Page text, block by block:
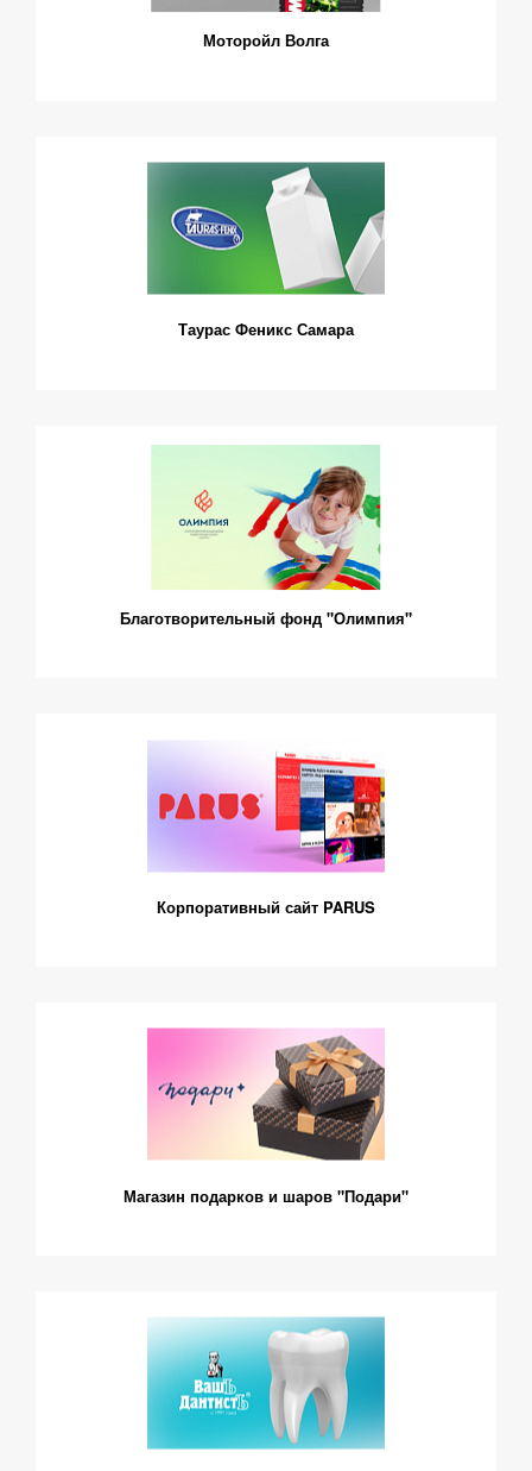
Моторойл Волга
Таурас Феникс Самара
Благотворительный фонд "Олимпия"
Корпоративный сайт PARUS
Магазин подарков и шаров "Подари"